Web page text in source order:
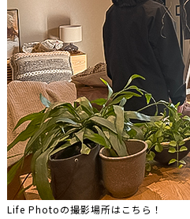
Life Photoの撮影場所はこちら！